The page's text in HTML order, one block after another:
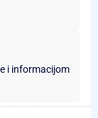
i informacijom